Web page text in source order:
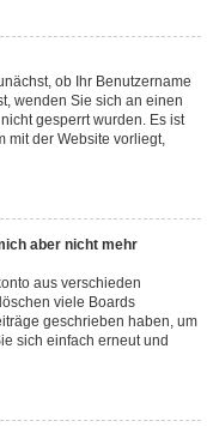
ob Ihr Benutzername
wenden Sie sich an einen
gesperrt wurden. Es ist
mit der Website vorliegt,
aber nicht mehr
aus verschieden
viele Boards
geschrieben haben, um
sich einfach erneut und